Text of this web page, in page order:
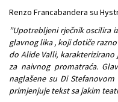
Renzo Francabandera su
”Upotrebljeni rječnik oscilira
glavnog lika , koji dotiče
do Alide Valli,
za naivnog promatraća.
naglašene su Di
primjenjuje tekst sa jakim